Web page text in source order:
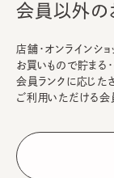
会員以外の
店舗・オンラインシ
お買いもので貯まる
会員ランクに応じた
ご利用いただける会